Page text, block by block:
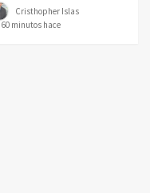
Cristhopher Islas
60 minutos hace